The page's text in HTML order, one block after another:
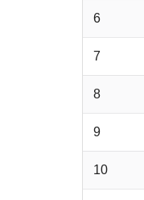
6
7
8
9
10